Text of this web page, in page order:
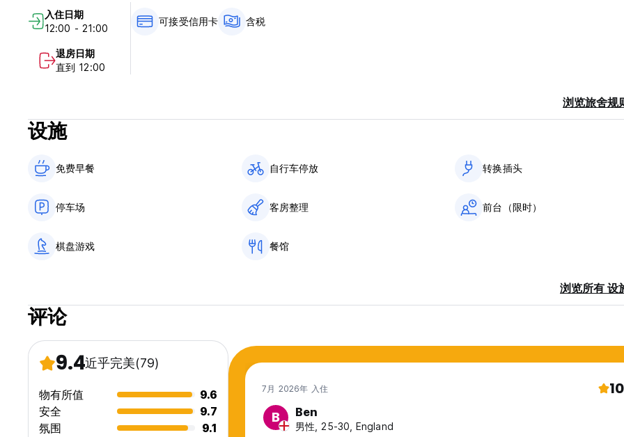
没有宵禁。
儿童友好。
禁止吸烟。房间内禁止吸烟，但有吸烟区
接待时间：8:00-21:00 (Auto-translated from original language)
入住日期
12:00 - 21:00
退房日期
直到 12:00
可接受信用卡 含税
浏览旅舍规
设施
免费早餐‎ 自行车停放 转换插头
停车场 客房整理 前台（限时）
棋盘游戏 餐馆
浏览所有 设
评论
9.4近乎完美(79)
物有所值
9.6
安全
9.7
氛围
9.1
7月 2026年 入住 10
B Ben
男性, 25-30, England